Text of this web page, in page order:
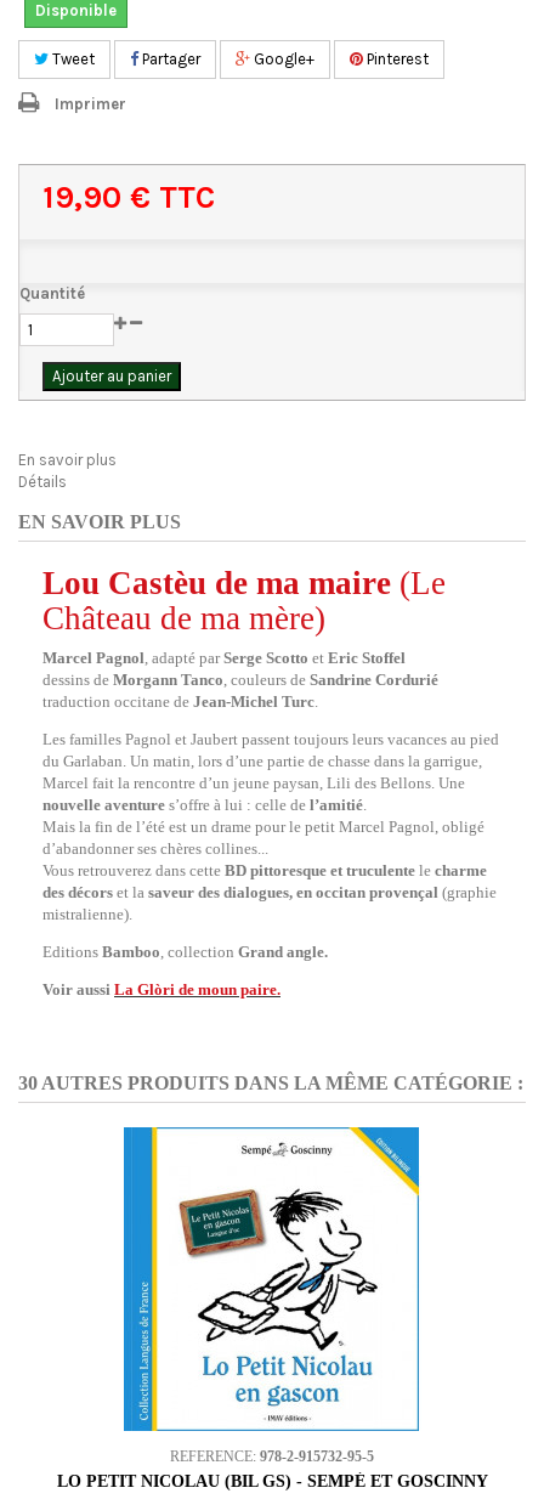
Disponible
Tweet Partager Google+ Pinterest
Imprimer
19,90 € TTC
Quantité
Ajouter au panier
En savoir plus
Détails
EN SAVOIR PLUS
Lou Castèu de ma maire (Le
Château de ma mère)
Marcel Pagnol, adapté parSerge Scotto et Eric Stoffel
dessins de Morgann Tanco, couleurs de Sandrine Cordurié
traduction occitane de Jean-Michel Turc.
Les familles Pagnol et Jaubert passent toujours leurs vacances au pied
du Garlaban. Un matin, lors d’une partie de chasse dans la garrigue,
Marcel fait la rencontre d’un jeune paysan, Lili des Bellons. Une
nouvelle aventure s’offre à lui : celle de l’amitié.
Mais la fin de l’été est un drame pour le petit Marcel Pagnol, obligé
d’abandonner ses chères collines...
Vous retrouverez dans cette BD pittoresque et truculente le charme
des décors et la saveur des dialogues, en occitan provençal (graphie
mistralienne).
Editions Bamboo, collection Grand angle.
Voir aussi La Glòri de moun paire.
30 AUTRES PRODUITS DANS LA MÊME CATÉGORIE :
REFERENCE: 978-2-915732-95-5
LO PETIT NICOLAU (BIL GS) - SEMPÉ ET GOSCINNY